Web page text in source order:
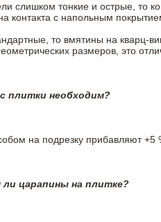
слишком тонкие и острые, то
контакта с напольным
то вмятины на кварц-
размеров, это
плитки необходим?
на подрезку прибавляют +5
царапины на плитке?